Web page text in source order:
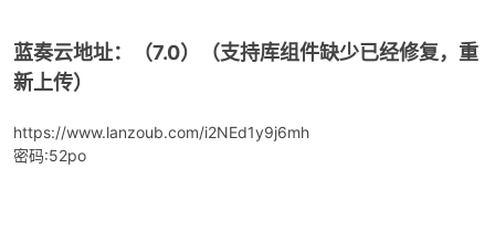
蓝奏云地址：（7.0）（支持库组件缺少已经修复，重
新上传）
https://www.lanzoub.com/i2NEd1y9j6mh
密码:52po